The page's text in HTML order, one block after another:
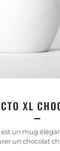
XL
est un mug
un chocolat